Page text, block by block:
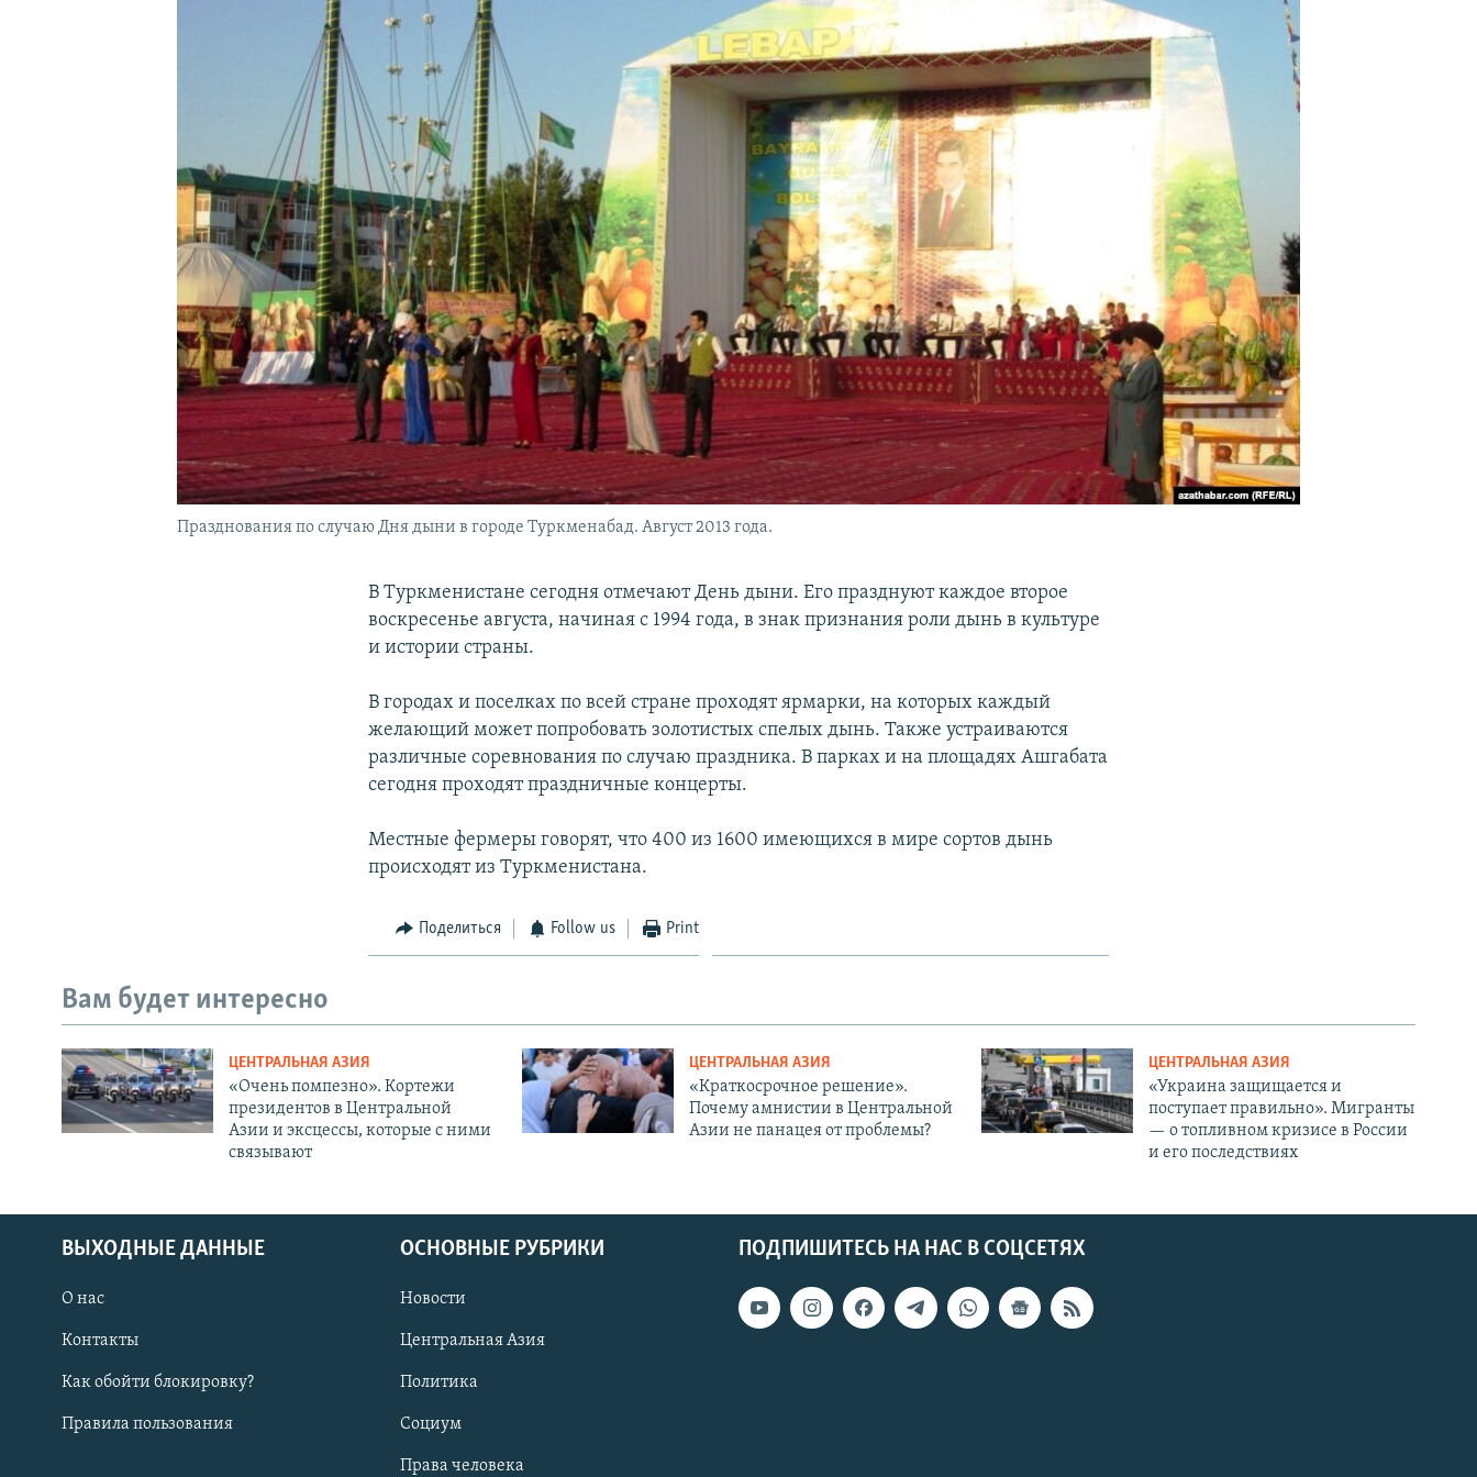
Празднования по случаю Дня дыни в городе Туркменабад. Август 2013 года.
В Туркменистане сегодня отмечают День дыни. Его празднуют каждое второе
воскресенье августа, начиная с 1994 года, в знак признания роли дынь в культуре
и истории страны.
В городах и поселках по всей стране проходят ярмарки, на которых каждый
желающий может попробовать золотистых спелых дынь. Также устраиваются
различные соревнования по случаю праздника. В парках и на площадях Ашгабата
сегодня проходят праздничные концерты.
Местные фермеры говорят, что 400 из 1600 имеющихся в мире сортов дынь
происходят из Туркменистана.
Поделиться Follow us Print
Вам будет интересно
ЦЕНТРАЛЬНАЯ АЗИЯ
«Очень помпезно». Кортежи
президентов в Центральной
Азии и эксцессы, которые с ними
связывают
ЦЕНТРАЛЬНАЯ АЗИЯ
«Краткосрочное решение».
Почему амнистии в Центральной
Азии не панацея от проблемы?
ЦЕНТРАЛЬНАЯ АЗИЯ
«Украина защищается и
поступает правильно». Мигранты
— о топливном кризисе в России
и его последствиях
ПОДПИШИТЕСЬ НА НАС В СОЦСЕТЯХ
ВЫХОДНЫЕ ДАННЫЕ
О нас
Контакты
Как обойти блокировку?
Правила пользования
ОСНОВНЫЕ РУБРИКИ
Новости
Центральная Азия
Политика
Социум
Права человека